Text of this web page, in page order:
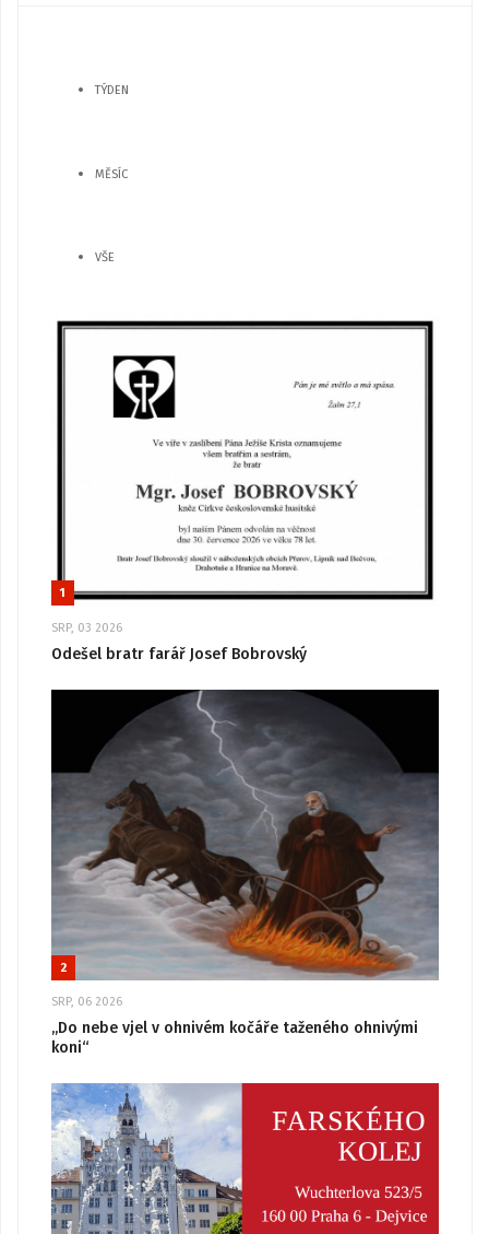
TÝDEN
MĚSÍC
VŠE
1
SRP, 03 2026
Odešel bratr farář Josef Bobrovský
2
SRP, 06 2026
„Do nebe vjel v ohnivém kočáře taženého ohnivými
koni“